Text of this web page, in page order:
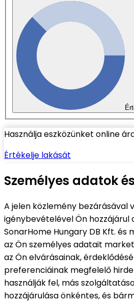
Használja eszközünket online
Értékelje lakását
Személyes adatok
A jelen közlemény bezárásával
igénybevételével Ön hozzájárul
SonarHome Hungary DB Kft.
az Ön személyes adatait
az Ön elvárásainak,
preferenciáinak megfelelő
használják fel, más
hozzájárulása önkéntes, és